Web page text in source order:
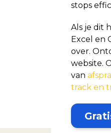
stops
Als je dit
Excel en
over.
website.
van
track en